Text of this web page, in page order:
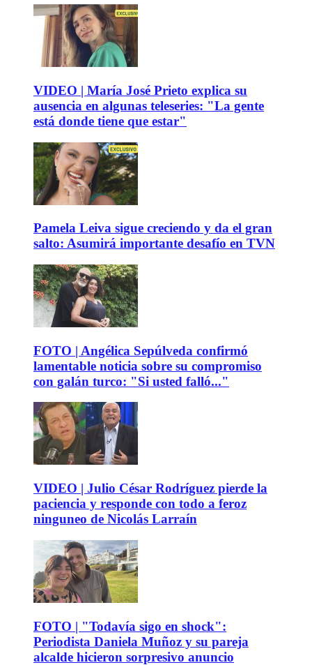
VIDEO | María José Prieto explica su
ausencia en algunas teleseries: "La gente
está donde tiene que estar"
Pamela Leiva sigue creciendo y da el gran
salto: Asumirá importante desafío en TVN
FOTO | Angélica Sepúlveda confirmó
lamentable noticia sobre su compromiso
con galán turco: "Si usted falló..."
VIDEO | Julio César Rodríguez pierde la
paciencia y responde con todo a feroz
ninguneo de Nicolás Larraín
FOTO | "Todavía sigo en shock":
Periodista Daniela Muñoz y su pareja
alcalde hicieron sorpresivo anuncio